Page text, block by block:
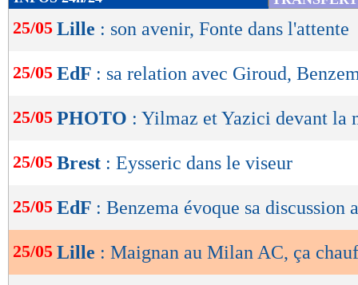
de
lecture
OK
25/05 Lille : son avenir, Fonte dans l'attente
25/05 EdF : sa relation avec Giroud,
25/05 PHOTO : Yilmaz et Yazici devant la
25/05 Brest : Eysseric dans le viseur
25/05 EdF : Benzema évoque sa discussion
25/05 Lille : Maignan au Milan AC, ça